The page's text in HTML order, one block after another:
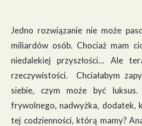
Jedno rozwiązanie nie może
miliardów osób. Chociaż mam
niedalekiej przyszłości… Ale
rzeczywistości. Chciałabym
siebie, czym może być
frywolnego, nadwyżka, dodatek,
tej codzienności, którą mamy?